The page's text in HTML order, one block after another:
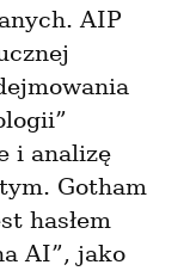
AIP
i analizę
Gotham
hasłem
AI”, jako